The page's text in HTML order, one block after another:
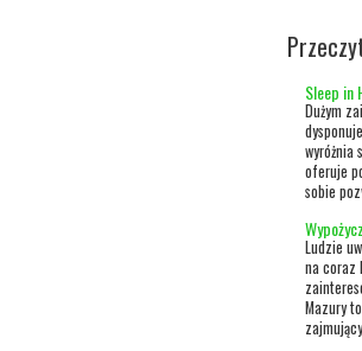
Sleep in
Dużym
wyróżnia
oferuje
sobie
Ludzie
na coraz
Mazury